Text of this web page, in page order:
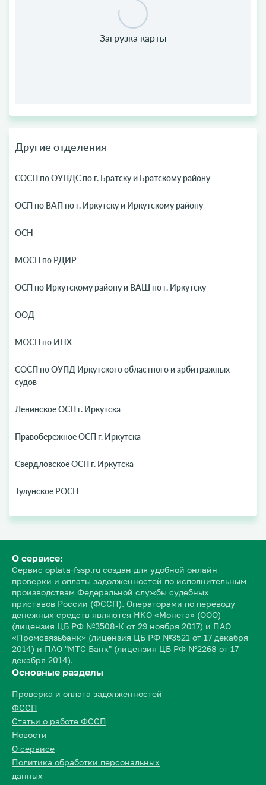
Другие отделения
СОСП по ОУПДС по г. Братску и Братскому району
ОСП по ВАП по г. Иркутску и Иркутскому району
ОСН
МОСП по РДИР
ОСП по Иркутскому району и ВАШ по г. Иркутску
ООД
МОСП по ИНХ
СОСП по ОУПД Иркутского областного и арбитражных
судов
Ленинское ОСП г. Иркутска
Правобережное ОСП г. Иркутска
Свердловское ОСП г. Иркутска
Тулунское РОСП
О сервисе:
Сервис oplata-fssp.ru создан для удобной онлайн
проверки и оплаты задолженностей по исполнительным
производствам Федеральной службы судебных
приставов России (ФССП). Операторами по переводу
денежных средств являются НКО «Монета» (ООО)
(лицензия ЦБ РФ №3508-К от 29 ноября 2017) и ПАО
«Промсвязьбанк» (лицензия ЦБ РФ №3521 от 17 декабря
2014) и ПАО "МТС Банк" (лицензия ЦБ РФ №2268 от 17
декабря 2014).
Основные разделы
Проверка и оплата задолженностей
ФССП
Статьи о работе ФССП
Новости
О сервисе
Политика обработки персональных
данных